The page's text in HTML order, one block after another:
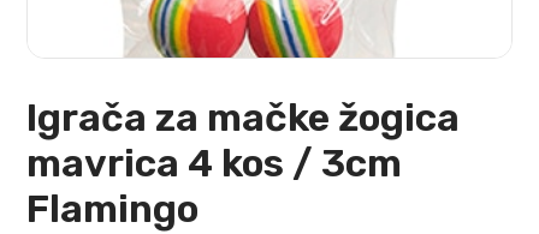
Igrača za mačke žogica
mavrica 4 kos / 3cm
Flamingo